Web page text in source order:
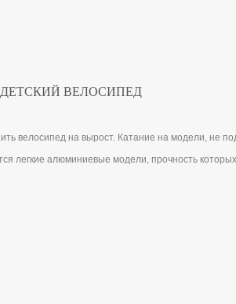
ВЕЛОСИПЕД
велосипед на вырост. Катание на модели, не
легкие алюминиевые модели, прочность